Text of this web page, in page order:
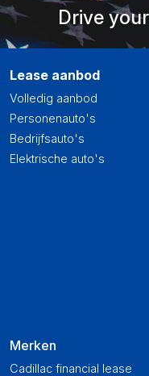
Drive
Lease aanbod
Volledig aanbod
Personenauto's
Bedrijfsauto's
Elektrische auto's
Merken
Cadillac financial lease